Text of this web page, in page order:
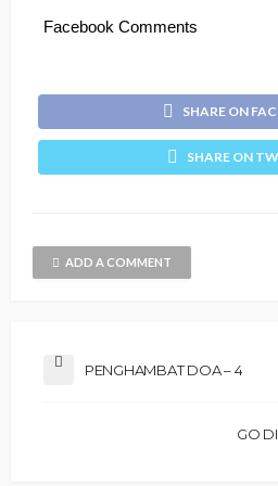
Facebook Comments
SHARE ON
SHARE ON
ADD A COMMENT
PENGHAMBAT DOA – 4
GO